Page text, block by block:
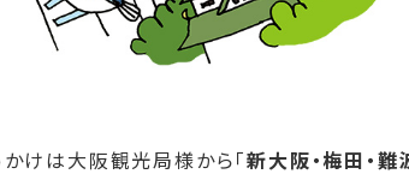
けは大阪観光局様から「新大阪・梅田・難